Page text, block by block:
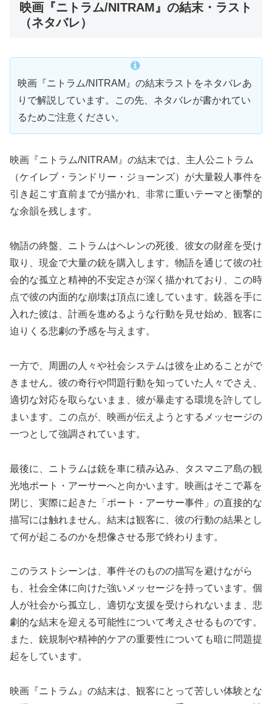
映画『ニトラム/NITRAM』の結末・ラスト
（ネタバレ）
映画『ニトラム/NITRAM』の結末ラストをネタバレあ
りで解説しています。この先、ネタバレが書かれてい
るためご注意ください。
映画『ニトラム/NITRAM』の結末では、主人公ニトラム
（ケイレブ・ランドリー・ジョーンズ）が大量殺人事件を
引き起こす直前までが描かれ、非常に重いテーマと衝撃的
な余韻を残します。
物語の終盤、ニトラムはヘレンの死後、彼女の財産を受け
取り、現金で大量の銃を購入します。物語を通じて彼の社
会的な孤立と精神的不安定さが深く描かれており、この時
点で彼の内面的な崩壊は頂点に達しています。銃器を手に
入れた彼は、計画を進めるような行動を見せ始め、観客に
迫りくる悲劇の予感を与えます。
一方で、周囲の人々や社会システムは彼を止めることがで
きません。彼の奇行や問題行動を知っていた人々でさえ、
適切な対応を取らないまま、彼が暴走する環境を許してし
まいます。この点が、映画が伝えようとするメッセージの
一つとして強調されています。
最後に、ニトラムは銃を車に積み込み、タスマニア島の観
光地ポート・アーサーへと向かいます。映画はそこで幕を
閉じ、実際に起きた「ポート・アーサー事件」の直接的な
描写には触れません。結末は観客に、彼の行動の結果とし
て何が起こるのかを想像させる形で終わります。
このラストシーンは、事件そのものの描写を避けながら
も、社会全体に向けた強いメッセージを持っています。個
人が社会から孤立し、適切な支援を受けられないまま、悲
劇的な結末を迎える可能性について考えさせるものです。
また、銃規制や精神的ケアの重要性についても暗に問題提
起をしています。
映画『ニトラム』の結末は、観客にとって苦しい体験とな